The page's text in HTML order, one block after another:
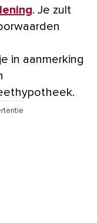
. Je zult
in aanmerking